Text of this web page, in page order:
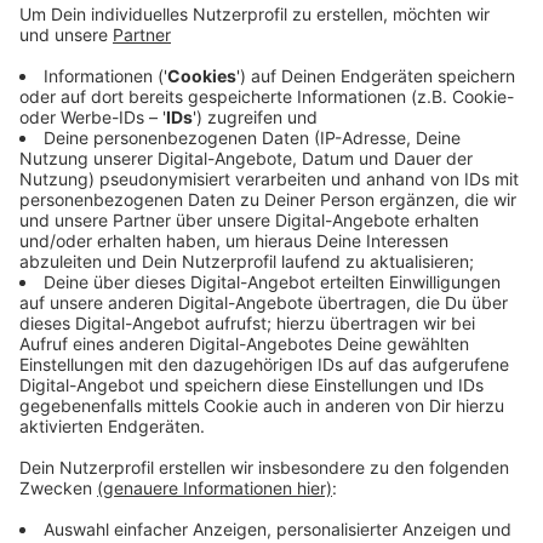
lebte, mit etlichen Messerstichen getötet haben.
Anwältin Heike Tahden-Farhart, die den Sohn als
Nebenkläger vertritt, wünscht sich ein
Schuldeingeständis. Der Mann soll seiner Ex-Frau
gegenüber bereits zuvor körperlich und psychisch
übergriffig gewesen sein. Dann habe er ihr Ende
Feburar in Schwelm aufgelauert und sie
niedergestochen, so die Anklage.
Veröffentlicht:Mittwoch, 28.08.2024 07:22
Anzeige